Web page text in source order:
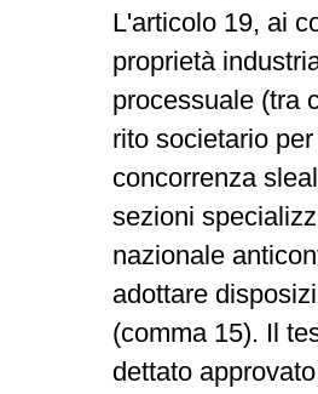
L'articolo 19, ai
proprietà
processuale (tra
rito societario
concorrenza
sezioni
nazionale
adottare
(comma 15). Il
dettato